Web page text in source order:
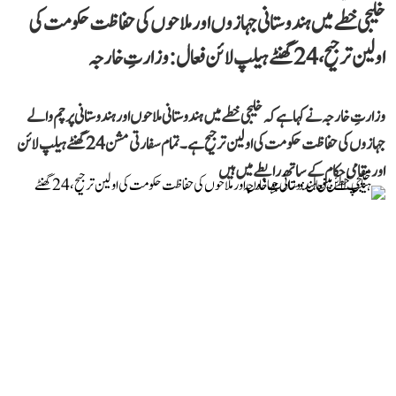
خلیجی خطے میں ہندوستانی جہازوں اور ملاحوں کی حفاظت حکومت کی
اولین ترجیح، 24 گھنٹے ہیلپ لائن فعال: وزارتِ خارجہ
وزارتِ خارجہ نے کہا ہے کہ خلیجی خطے میں ہندوستانی ملاحوں اور ہندوستانی پرچم والے
جہازوں کی حفاظت حکومت کی اولین ترجیح ہے۔ تمام سفارتی مشن 24 گھنٹے ہیلپ لائن
اور مقامی حکام کے ساتھ رابطے میں ہیں